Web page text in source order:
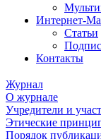
Интернет-
Статьи
Контакты
Журнал
О журнале
Учредители и
Этические
Порядок